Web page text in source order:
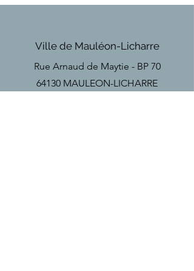
Ville de Mauléon-Licharre
Rue Arnaud de Maytie - BP 70
64130 MAULEON-LICHARRE